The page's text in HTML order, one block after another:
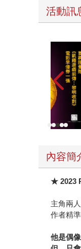
POPO華
讀來總是
活動訊
教場
內容簡
★ 2023
主角兩
作者精
他是偶